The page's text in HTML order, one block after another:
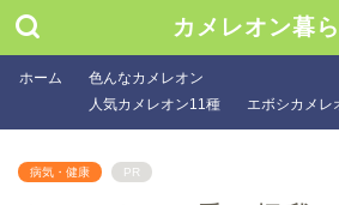
カメレオン暮
ホーム
色んなカメレオン
人気カメレオン11種
エボシカメレ
病気・健康 PR